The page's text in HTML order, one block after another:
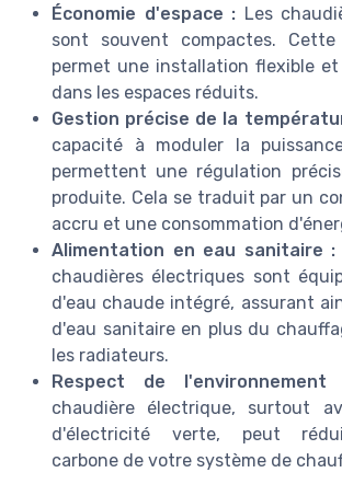
Économie d'espace : Les
sont souvent compactes. Cette
permet une installation flexible
dans les espaces réduits.
Gestion précise de la
capacité à moduler la
permettent une régulation
produite. Cela se traduit par un
accru et une consommation
Alimentation en eau sanitaire :
chaudières électriques sont
d'eau chaude intégré, assurant
d'eau sanitaire en plus du
les radiateurs.
Respect de l'environnement
chaudière électrique, surtout
d'électricité verte, peut
carbone de votre système de